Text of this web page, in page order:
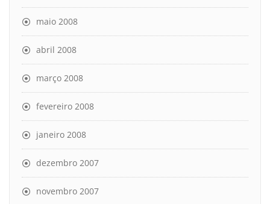
maio 2008
abril 2008
março 2008
fevereiro 2008
janeiro 2008
dezembro 2007
novembro 2007